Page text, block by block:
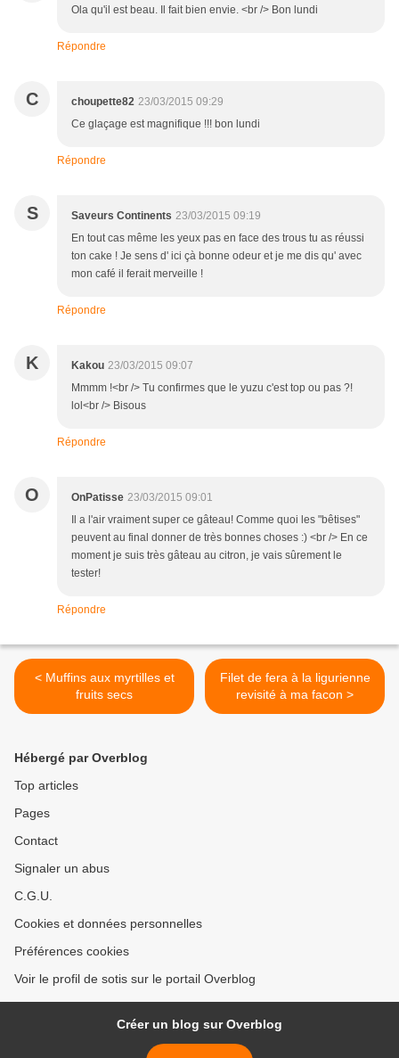
Ola qu'il est beau. Il fait bien envie. <br /> Bon lundi
Répondre
C choupette82 23/03/2015 09:29
Ce glaçage est magnifique !!! bon lundi
Répondre
S Saveurs Continents 23/03/2015 09:19
En tout cas même les yeux pas en face des trous tu as réussi
ton cake ! Je sens d' ici çà bonne odeur et je me dis qu' avec
mon café il ferait merveille !
Répondre
K Kakou 23/03/2015 09:07
Mmmm !<br /> Tu confirmes que le yuzu c'est top ou pas ?!
lol<br /> Bisous
Répondre
O OnPatisse 23/03/2015 09:01
Il a l'air vraiment super ce gâteau! Comme quoi les "bêtises"
peuvent au final donner de très bonnes choses :) <br /> En ce
moment je suis très gâteau au citron, je vais sûrement le
tester!
Répondre
< Muffins aux myrtilles et
fruits secs
Filet de fera à la ligurienne
revisité à ma facon >
Hébergé par Overblog
Top articles
Pages
Contact
Signaler un abus
C.G.U.
Cookies et données personnelles
Préférences cookies
Voir le profil de sotis sur le portail Overblog
Créer un blog sur Overblog